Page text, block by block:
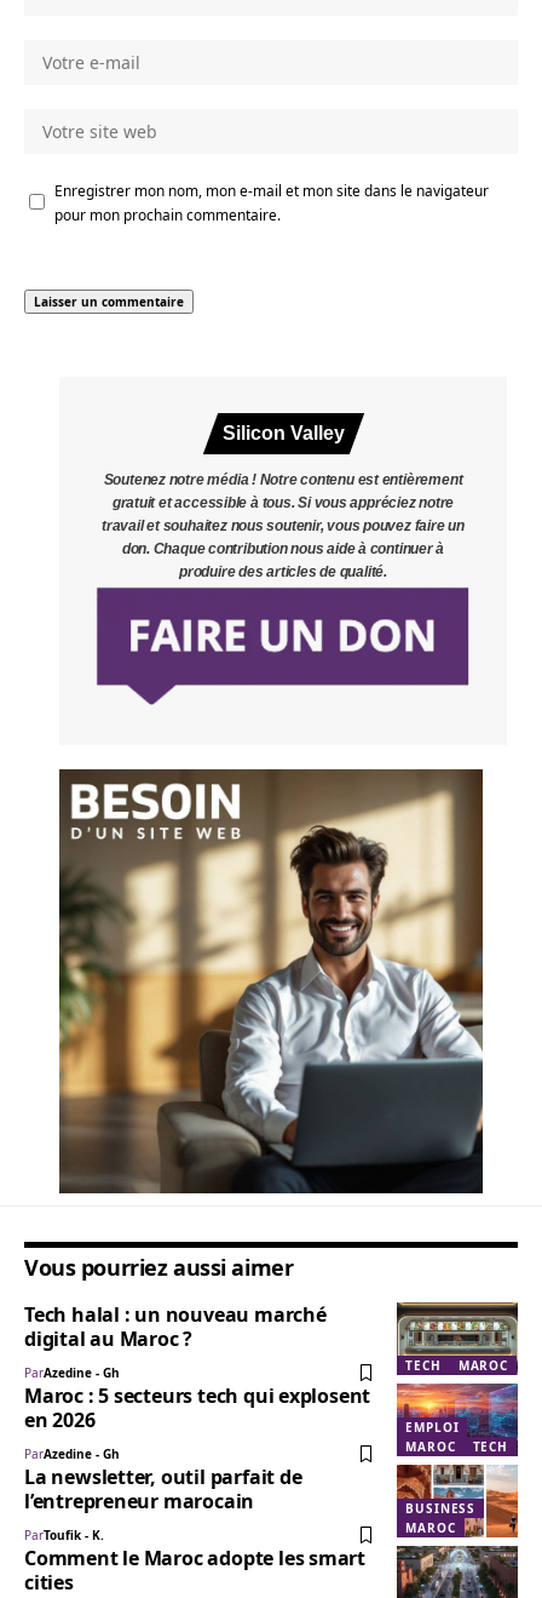
Enregistrer mon nom, mon e-mail et mon site dans le navigateur
pour mon prochain commentaire.
Silicon Valley
Soutenez notre média ! Notre contenu est entièrement
gratuit et accessible à tous. Si vous appréciez notre
travail et souhaitez nous soutenir, vous pouvez faire un
don. Chaque contribution nous aide à continuer à
produire des articles de qualité.
Vous pourriez aussi aimer
TECH MAROC
Tech halal : un nouveau marché
digital au Maroc ?
ParAzedine - Gh
EMPLOI
MAROC
TECH
Maroc : 5 secteurs tech qui explosent
en 2026
ParAzedine - Gh
BUSINESS
MAROC
La newsletter, outil parfait de
l’entrepreneur marocain
ParToufik - K.
Comment le Maroc adopte les smart
cities